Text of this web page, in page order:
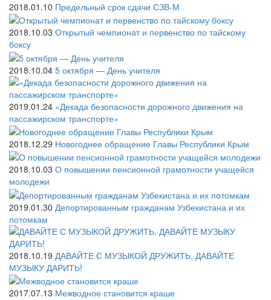
2018.01.10 Предельный срок сдачи СЗВ-М
2018.10.03 Открытый чемпионат и первенство по тайскому
боксу
2018.10.04 5 октября — День учителя
2019.01.24 «Декада безопасности дорожного движения на
пассажирском транспорте»
2018.12.29 Новогоднее обращение Главы Республики Крым
2018.10.03 О повышении пенсионной грамотности учащейся
молодежи
2019.01.30 Депортированным гражданам Узбекистана и их
потомкам
2018.10.19 ДАВАЙТЕ С МУЗЫКОЙ ДРУЖИТЬ, ДАВАЙТЕ
МУЗЫКУ ДАРИТЬ!
2017.07.13 Межводное становится краше